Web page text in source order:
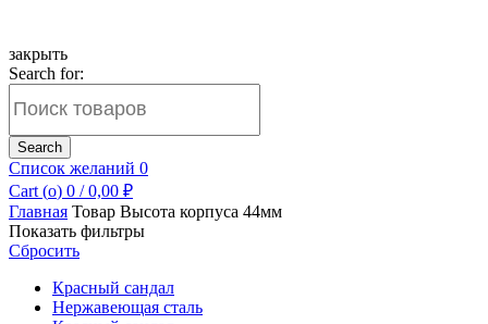
закрыть
Search for:
Search
Список желаний 0
Cart (o) 0 / 0,00 ₽
Главная Товар Высота корпуса 44мм
Показать фильтры
Сбросить
Красный сандал
Нержавеющая сталь